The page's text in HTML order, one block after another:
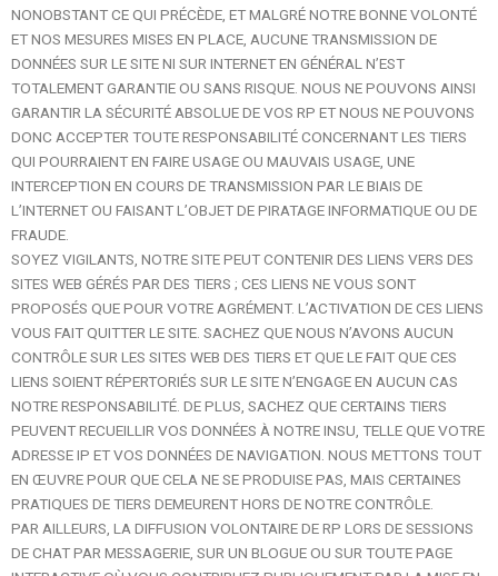
NONOBSTANT CE QUI PRÉCÈDE, ET MALGRÉ NOTRE BONNE VOLONTÉ
ET NOS MESURES MISES EN PLACE, AUCUNE TRANSMISSION DE
DONNÉES SUR LE SITE NI SUR INTERNET EN GÉNÉRAL N’EST
TOTALEMENT GARANTIE OU SANS RISQUE. NOUS NE POUVONS AINSI
GARANTIR LA SÉCURITÉ ABSOLUE DE VOS RP ET NOUS NE POUVONS
DONC ACCEPTER TOUTE RESPONSABILITÉ CONCERNANT LES TIERS
QUI POURRAIENT EN FAIRE USAGE OU MAUVAIS USAGE, UNE
INTERCEPTION EN COURS DE TRANSMISSION PAR LE BIAIS DE
L’INTERNET OU FAISANT L’OBJET DE PIRATAGE INFORMATIQUE OU DE
FRAUDE.
SOYEZ VIGILANTS, NOTRE SITE PEUT CONTENIR DES LIENS VERS DES
SITES WEB GÉRÉS PAR DES TIERS ; CES LIENS NE VOUS SONT
PROPOSÉS QUE POUR VOTRE AGRÉMENT. L’ACTIVATION DE CES LIENS
VOUS FAIT QUITTER LE SITE. SACHEZ QUE NOUS N’AVONS AUCUN
CONTRÔLE SUR LES SITES WEB DES TIERS ET QUE LE FAIT QUE CES
LIENS SOIENT RÉPERTORIÉS SUR LE SITE N’ENGAGE EN AUCUN CAS
NOTRE RESPONSABILITÉ. DE PLUS, SACHEZ QUE CERTAINS TIERS
PEUVENT RECUEILLIR VOS DONNÉES À NOTRE INSU, TELLE QUE VOTRE
ADRESSE IP ET VOS DONNÉES DE NAVIGATION. NOUS METTONS TOUT
EN ŒUVRE POUR QUE CELA NE SE PRODUISE PAS, MAIS CERTAINES
PRATIQUES DE TIERS DEMEURENT HORS DE NOTRE CONTRÔLE.
PAR AILLEURS, LA DIFFUSION VOLONTAIRE DE RP LORS DE SESSIONS
DE CHAT PAR MESSAGERIE, SUR UN BLOGUE OU SUR TOUTE PAGE